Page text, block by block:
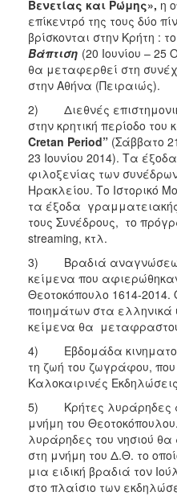
Βενετίας και Ρώμης», η
επίκεντρό της τους δύο
βρίσκονται στην Κρήτη : το
Βάπτιση (20 Ιουνίου – 25
θα μεταφερθεί στη
στην Αθήνα (Πειραιώς).
2) Διεθνές
στην κρητική περίοδο του
Cretan Period” (Σάββατο
23 Ιουνίου 2014). Τα
φιλοξενίας των
Ηρακλείου. Το Ιστορικό
τα έξοδα
τους Συνέδρους, το
streaming, κτλ.
3) Βραδιά
κείμενα που
Θεοτοκόπουλο 1614-
ποιημάτων στα
κείμενα θα
4) Εβδομάδα
τη ζωή του ζωγράφου,
Καλοκαιρινές
5) Κρήτες λυράρηδες
μνήμη του
λυράρηδες του νησιού
στη μνήμη του Δ.Θ. το
μια ειδική βραδιά τον
στο πλαίσιο των